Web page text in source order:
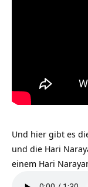
Und hier gibt es
und die Hari
einem Hari